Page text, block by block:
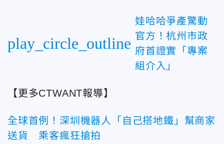
play_circle_outline
娃哈哈爭產驚動
官方！杭州市政
府首證實「專案
組介入」
【更多CTWANT報導】
全球首例！深圳機器人「自己搭地鐵」幫商家
送貨 乘客瘋狂搶拍